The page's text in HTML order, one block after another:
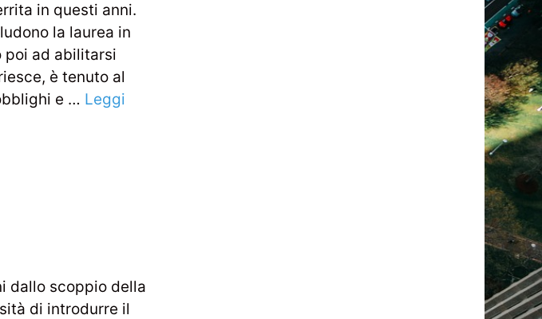
in questi anni.
la laurea in
poi ad abilitarsi
è tenuto al
e … Leggi
dallo scoppio della
di introdurre il